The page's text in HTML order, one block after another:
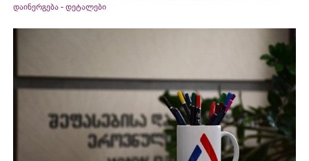
დაინერგება - დეტალები